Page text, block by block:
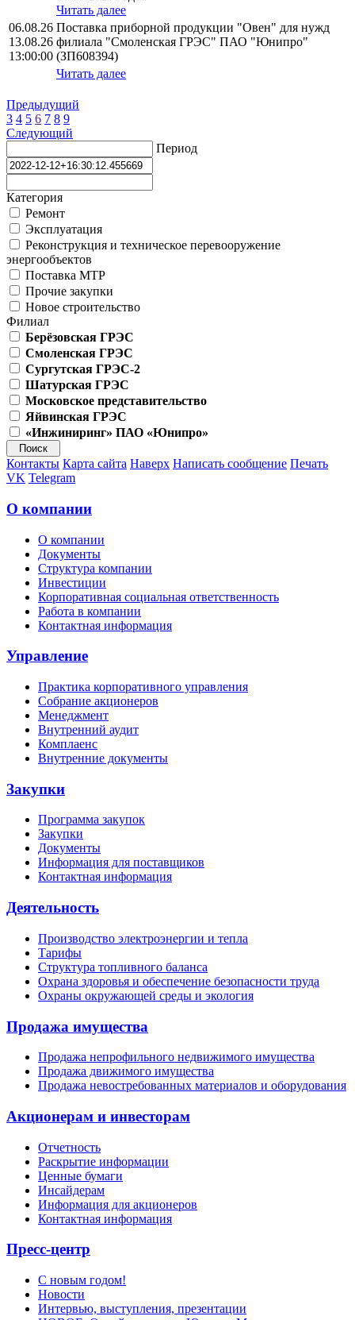
Читать далее
06.08.26
13.08.26
13:00:00
Поставка приборной продукции "Овен" для нужд
филиала "Смоленская ГРЭС" ПАО "Юнипро"
(ЗП608394)
Читать далее
Предыдущий
3 4 5 6 7 8 9
Следующий
Период
Категория
Ремонт
Эксплуатация
Реконструкция и техническое перевооружение
энергообъектов
Поставка МТР
Прочие закупки
Новое строительство
Филиал
Берёзовская ГРЭС
Смоленская ГРЭС
Сургутская ГРЭС-2
Шатурская ГРЭС
Московское представительство
Яйвинская ГРЭС
«Инжиниринг» ПАО «Юнипро»
Контакты Карта сайта Наверх Написать сообщение Печать
VK Telegram
О компании
О компании
Документы
Структура компании
Инвестиции
Корпоративная социальная ответственность
Работа в компании
Контактная информация
Управление
Практика корпоративного управления
Собрание акционеров
Менеджмент
Внутренний аудит
Комплаенс
Внутренние документы
Закупки
Программа закупок
Закупки
Документы
Информация для поставщиков
Контактная информация
Деятельность
Производство электроэнергии и тепла
Тарифы
Структура топливного баланса
Охрана здоровья и обеспечение безопасности труда
Охраны окружающей среды и экология
Продажа имущества
Продажа непрофильного недвижимого имущества
Продажа движимого имущества
Продажа невостребованных материалов и оборудования
Акционерам и инвесторам
Отчетность
Раскрытие информации
Ценные бумаги
Инсайдерам
Информация для акционеров
Контактная информация
Пресс-центр
С новым годом!
Новости
Интервью, выступления, презентации